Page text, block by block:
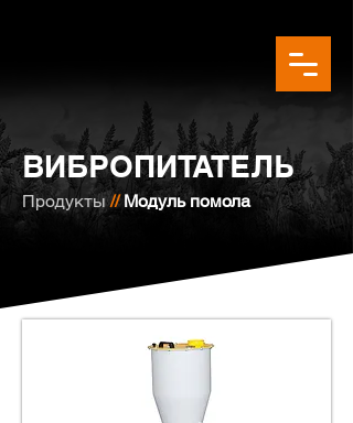
ВИБРОПИТАТЕЛЬ
Продукты //Модуль помола